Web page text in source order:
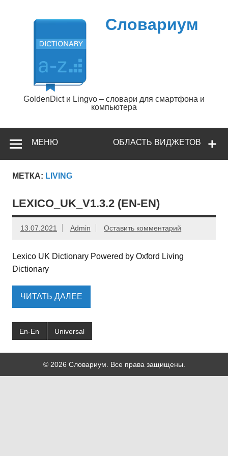
содержимому
Словариум
GoldenDict и Lingvo – словари для смартфона и
компьютера
ОБЛАСТЬ ВИДЖЕТОВ
МЕНЮ
МЕТКА: LIVING
LEXICO_UK_V1.3.2 (EN-EN)
13.07.2021 Admin Оставить комментарий
Lexico UK Dictionary Powered by Oxford Living
Dictionary
ЧИТАТЬ ДАЛЕЕ
En-En Universal
© 2026 Словариум. Все права защищены.